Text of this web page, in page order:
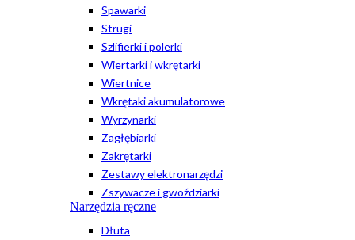
Spawarki
Strugi
Szlifierki i polerki
Wiertarki i wkrętarki
Wiertnice
Wkrętaki akumulatorowe
Wyrzynarki
Zagłębiarki
Zakrętarki
Zestawy elektronarzędzi
Zszywacze i gwoździarki
Narzędzia ręczne
Dłuta